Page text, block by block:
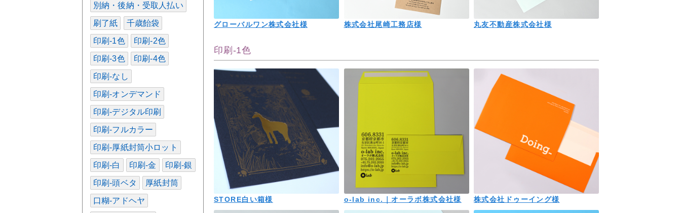
グローバルワン株式会社様 株式会社尾崎工務店様 丸友不動産株式会社様
印刷-1色
STORE白い箱様 o-lab inc.｜オーラボ株式会社様 株式会社ドゥーイング様
別納・後納・受取人払い
刷了紙 千歳飴袋
印刷-1色 印刷-2色
印刷-3色 印刷-4色
印刷-なし
印刷-オンデマンド
印刷-デジタル印刷
印刷-フルカラー
印刷-厚紙封筒小ロット
印刷-白 印刷-金 印刷-銀
印刷-頭ベタ 厚紙封筒
口糊-アドヘヤ